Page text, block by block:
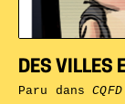
DES VILLES
Paru dansCQFD